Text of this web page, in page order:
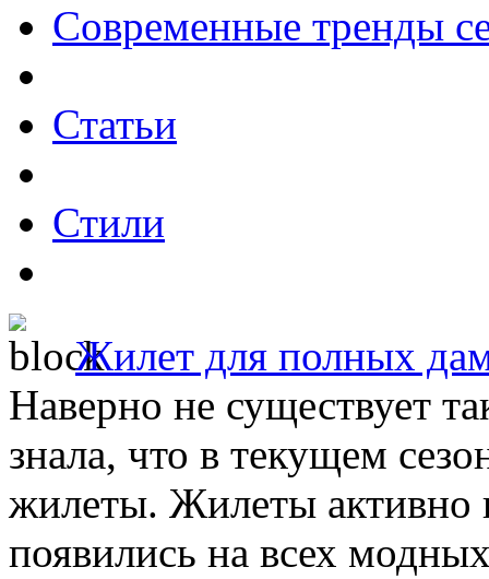
Современные тренды
Статьи
Стили
Жилет для полных
Наверно не существует
знала, что в текущем
жилеты. Жилеты активно
появились на всех